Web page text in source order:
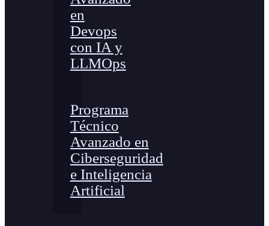
en
Devops
con IA y
LLMOps
Programa
Técnico
Avanzado en
Ciberseguridad
e Inteligencia
Artificial